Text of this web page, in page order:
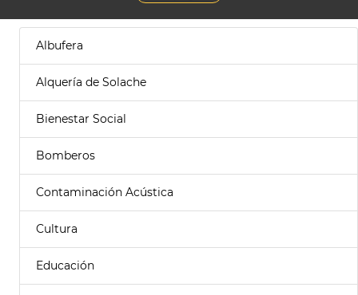
Albufera
Alquería de Solache
Bienestar Social
Bomberos
Contaminación Acústica
Cultura
Educación